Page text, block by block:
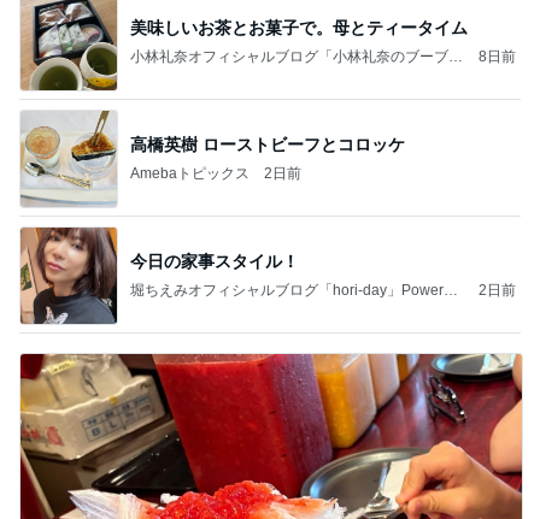
美味しいお茶とお菓子で。母とティータイム
小林礼奈オフィシャルブログ「小林礼奈のブーブー
8日前
高橋英樹 ローストビーフとコロッケ
Amebaトピックス 2日前
今日の家事スタイル！
堀ちえみオフィシャルブログ「hori-day」Powered
2日前